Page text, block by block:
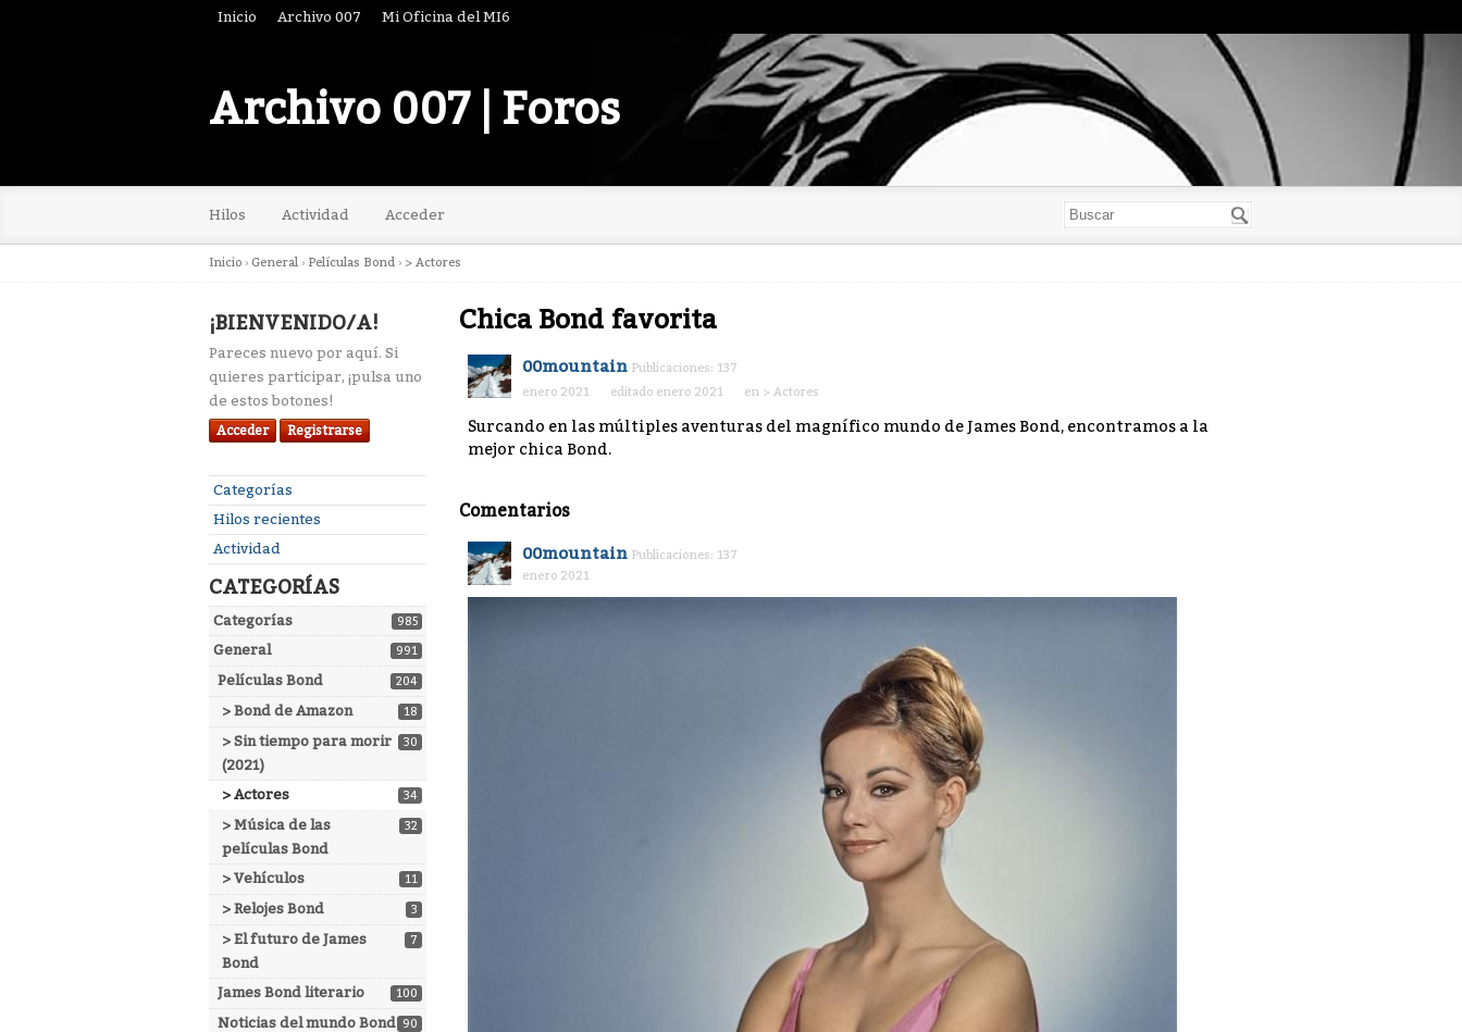
Inicio Archivo 007 Mi Oficina del MI6
Archivo 007 | Foros
Hilos Actividad Acceder
Inicio › General › Películas Bond › > Actores
¡BIENVENIDO/A!
Pareces nuevo por aquí. Si
quieres participar, ¡pulsa uno
de estos botones!
Acceder Registrarse
Enlaces
rápidos
Categorías
Hilos recientes
Actividad
CATEGORÍAS
985
Categorías
991
General
204
Películas Bond
18
> Bond de Amazon
30
> Sin tiempo para morir
(2021)
34
> Actores
32
> Música de las
películas Bond
11
> Vehículos
3
> Relojes Bond
7
> El futuro de James
Bond
100
James Bond literario
90
Noticias del mundo Bond
Chica Bond favorita
00mountain Publicaciones: 137
enero 2021
editado enero 2021 en > Actores
Surcando en las múltiples aventuras del magnífico mundo de James Bond, encontramos a la
mejor chica Bond.
Comentarios
00mountain Publicaciones: 137
enero 2021